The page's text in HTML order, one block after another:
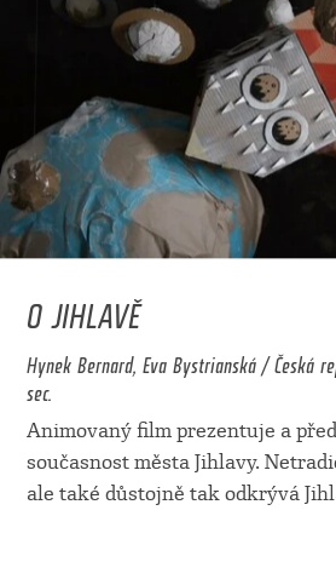
O JIHLAVĚ
Hynek Bernard, Eva Bystrianská / Česká
sec.
Animovaný film prezentuje a
současnost města Jihlavy.
ale také důstojně tak odkrývá